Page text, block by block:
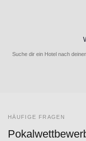
Suche dir ein Hotel nach
HÄUFIGE FRAGEN